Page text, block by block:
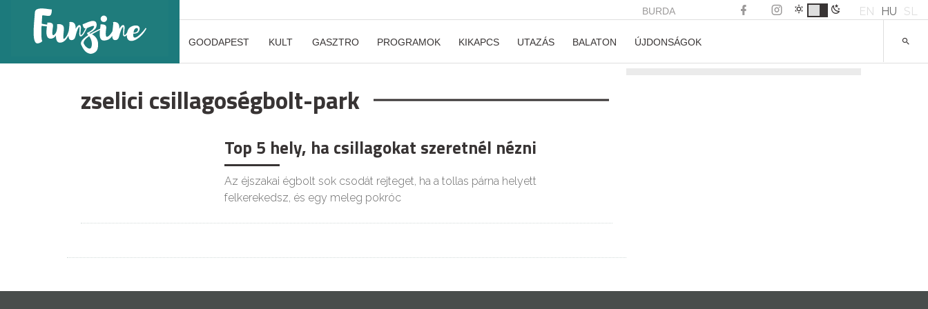
BURDA EN HU SL
GOODAPEST KULT GASZTRO PROGRAMOK KIKAPCS UTAZÁS BALATON ÚJDONSÁGOK
zselici csillagoségbolt-park
Top 5 hely, ha csillagokat szeretnél nézni
Az éjszakai égbolt sok csodát rejteget, ha a tollas párna helyett
felkerekedsz, és egy meleg pokróc